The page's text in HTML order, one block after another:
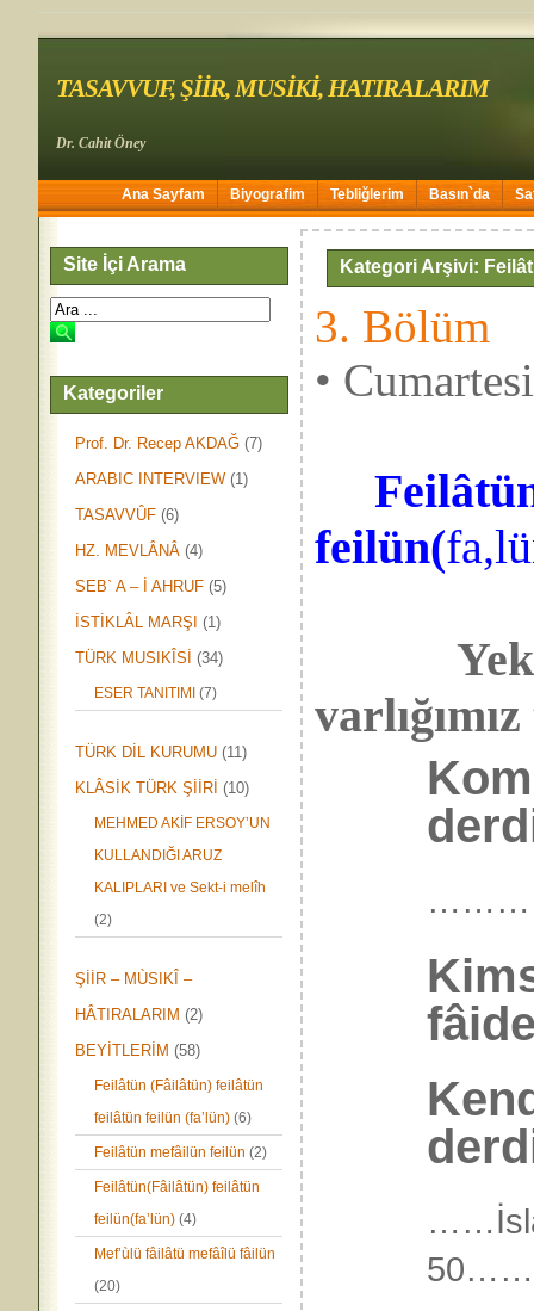
TASAVVUF, ŞİİR, MUSİKİ, HATIRALARIM
Dr. Cahit Öney
Ana Sayfam Biyografim Tebliğlerim Basın`da
Site İçi Arama
Kategoriler
Prof. Dr. Recep AKDAĞ (7)
ARABIC INTERVIEW (1)
TASAVVÛF (6)
HZ. MEVLÂNÂ (4)
SEB` A – İ AHRUF (5)
İSTİKLÂL MARŞI (1)
TÜRK MUSIKÎSİ (34)
ESER TANITIMI (7)
TÜRK DİL KURUMU (11)
KLÂSİK TÜRK ŞİİRİ (10)
MEHMED AKİF ERSOY’UN
KULLANDIĞI ARUZ
KALIPLARI ve Sekt-i melîh
(2)
ŞİİR – MÙSIKÎ –
HÂTIRALARIM (2)
BEYİTLERİM (58)
Feilâtün (Fâilâtün) feilâtün
feilâtün feilün (fa’lün) (6)
Feilâtün mefâilün feilün (2)
Feilâtün(Fâilâtün) feilâtün
feilün(fa’lün) (4)
Mef’ùlü fâilâtü mefâîlü fâilün
(20)
Kategori Arşivi:
3. Bölüm
•
feilün(
Yek-